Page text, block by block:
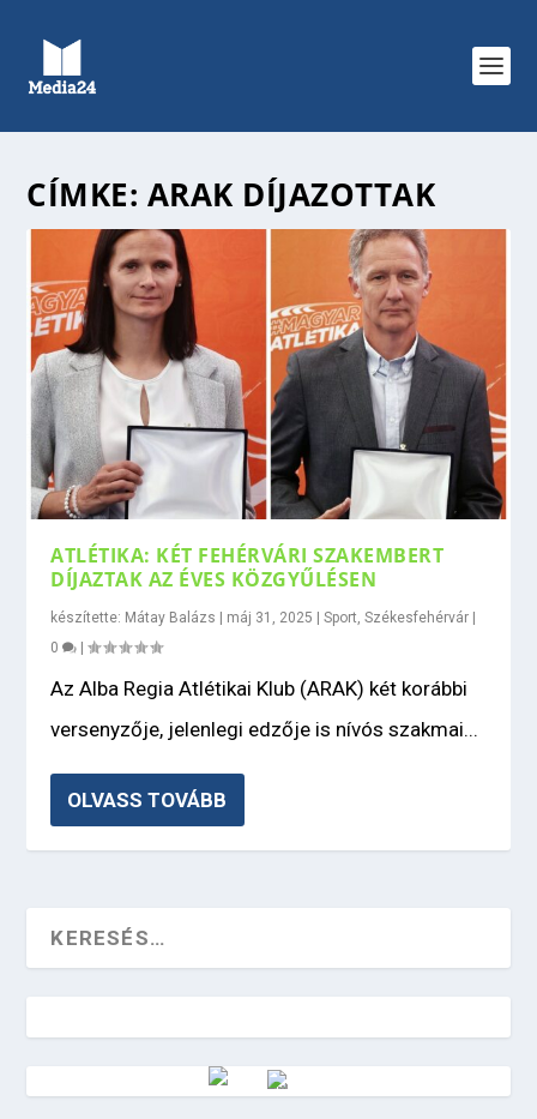
CÍMKE: ARAK DÍJAZOTTAK
ATLÉTIKA: KÉT FEHÉRVÁRI SZAKEMBERT
DÍJAZTAK AZ ÉVES KÖZGYŰLÉSEN
készítette: Mátay Balázs | máj 31, 2025 |Sport ,Székesfehérvár |
0
|
Az Alba Regia Atlétikai Klub (ARAK) két korábbi
versenyzője, jelenlegi edzője is nívós szakmai...
OLVASS TOVÁBB
Vörösmarty Rádió